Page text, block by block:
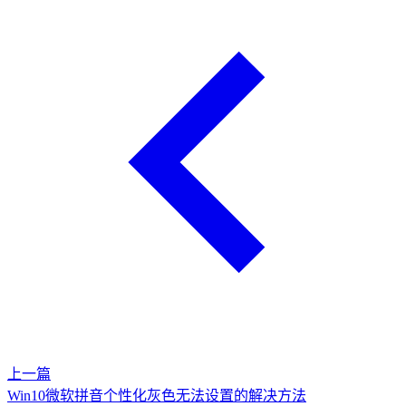
上一篇
Win10微软拼音个性化灰色无法设置的解决方法